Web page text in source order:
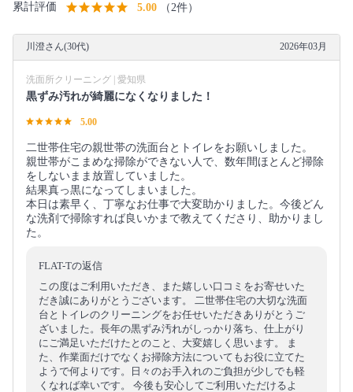
累計評価 5.00 （2件）
川澄さん(30代) 2026年03月
洗面所クリーニング | 愛知県
黒ずみ汚れが綺麗になくなりました！
5.00
二世帯住宅の親世帯の洗面台とトイレをお願いしました。
親世帯がこまめな掃除ができない人で、数年間ほとんど掃除
をしないまま放置していました。
結果真っ黒になってしまいました。
本日は素早く、丁寧なお仕事で大変助かりました。今後どん
な洗剤で掃除すれば良いかまで教えてくださり、助かりまし
た。
FLAT-Tの返信
この度はご利用いただき、また嬉しい口コミをお寄せいた
だき誠にありがとうございます。 二世帯住宅の大切な洗面
台とトイレのクリーニングをお任せいただきありがとうご
ざいました。長年の黒ずみ汚れがしっかり落ち、仕上がり
にご満足いただけたとのこと、大変嬉しく思います。 ま
た、作業面だけでなくお掃除方法についてもお役に立てた
ようで何よりです。日々のお手入れのご負担が少しでも軽
くなれば幸いです。 今後も安心してご利用いただけるよ